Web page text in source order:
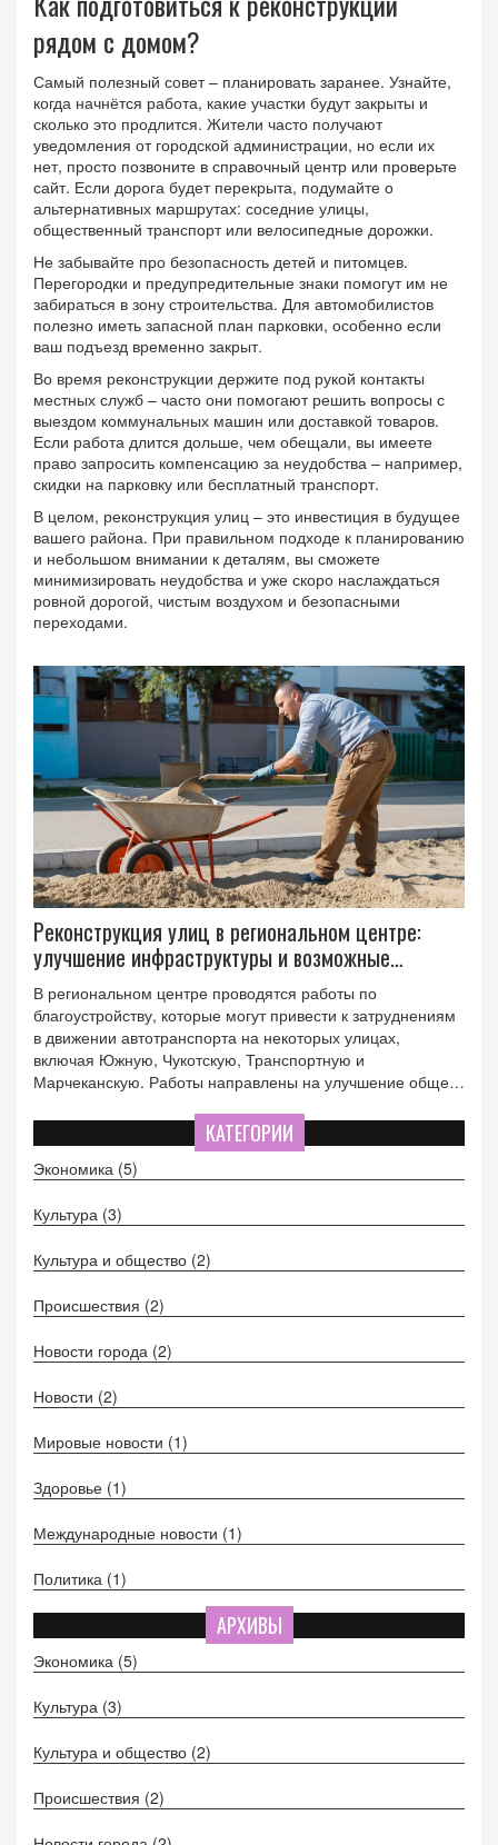
рядом с домом?
Самый полезный совет – планировать заранее. Узнайте,
когда начнётся работа, какие участки будут закрыты и
сколько это продлится. Жители часто получают
уведомления от городской администрации, но если их
нет, просто позвоните в справочный центр или проверьте
сайт. Если дорога будет перекрыта, подумайте о
альтернативных маршрутах: соседние улицы,
общественный транспорт или велосипедные дорожки.
Не забывайте про безопасность детей и питомцев.
Перегородки и предупредительные знаки помогут им не
забираться в зону строительства. Для автомобилистов
полезно иметь запасной план парковки, особенно если
ваш подъезд временно закрыт.
Во время реконструкции держите под рукой контакты
местных служб – часто они помогают решить вопросы с
выездом коммунальных машин или доставкой товаров.
Если работа длится дольше, чем обещали, вы имеете
право запросить компенсацию за неудобства – например,
скидки на парковку или бесплатный транспорт.
В целом, реконструкция улиц – это инвестиция в будущее
вашего района. При правильном подходе к планированию
и небольшом внимании к деталям, вы сможете
минимизировать неудобства и уже скоро наслаждаться
ровной дорогой, чистым воздухом и безопасными
переходами.
Реконструкция улиц в региональном центре:
улучшение инфраструктуры и возможные
затруднения
В региональном центре проводятся работы по
благоустройству, которые могут привести к затруднениям
в движении автотранспорта на некоторых улицах,
включая Южную, Чукотскую, Транспортную и
Марчеканскую. Работы направлены на улучшение общей
даты начала и окончания работ не указаны.
КАТЕГОРИИ
Экономика (5)
Культура (3)
Культура и общество (2)
Происшествия (2)
Новости города (2)
Новости (2)
Мировые новости (1)
Здоровье (1)
Международные новости (1)
Политика (1)
АРХИВЫ
Экономика (5)
Культура (3)
Культура и общество (2)
Происшествия (2)